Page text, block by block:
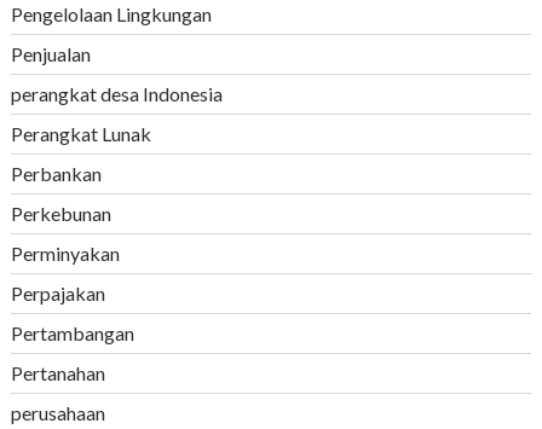
Pengelolaan Lingkungan
Penjualan
perangkat desa Indonesia
Perangkat Lunak
Perbankan
Perkebunan
Perminyakan
Perpajakan
Pertambangan
Pertanahan
perusahaan